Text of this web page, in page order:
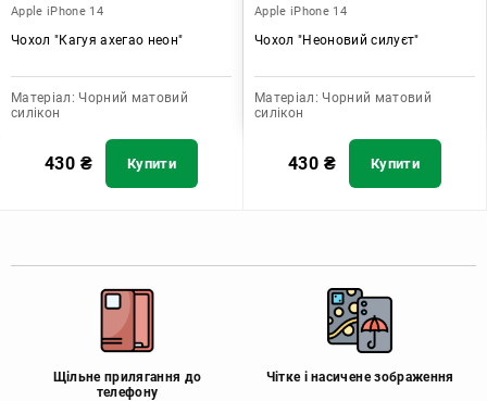
Apple iPhone 14
Чохол "Кагуя ахегао неон"
Матеріал: Чорний матовий
силікон
430 ₴ Купити
Apple iPhone 14
Чохол "Неоновий силуєт"
Матеріал: Чорний матовий
силікон
430 ₴ Купити
Щільне прилягання до
телефону
Чітке і насичене зображення